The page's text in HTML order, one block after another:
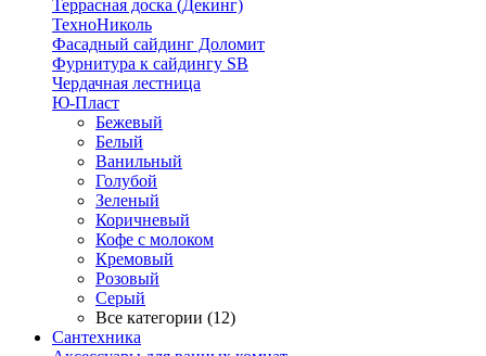
Террасная доска (Декинг)
ТехноНиколь
Фасадный сайдинг Доломит
Фурнитура к сайдингу SB
Чердачная лестница
Ю-Пласт
Бежевый
Белый
Ванильный
Голубой
Зеленый
Коричневый
Кофе с молоком
Кремовый
Розовый
Серый
Все категории (12)
Сантехника